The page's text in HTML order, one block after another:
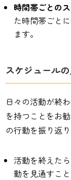
時間帯ごとの
た時間帯ごと
ます。
スケジュール
日々の活動が終
を持つことをお
の行動を振り返
活動を終えた
動を見通すこと